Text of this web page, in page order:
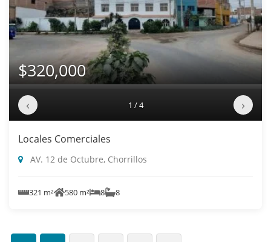
$320,000
‹ 1 / 4 ›
Locales Comerciales
AV. 12 de Octubre, Chorrillos
321 m² 580 m² 8 8